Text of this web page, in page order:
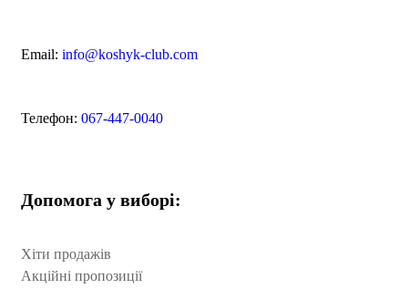
Email: info@koshyk-club.com
Телефон: 067-447-0040
Допомога у виборі:
Хіти продажів
Акційні пропозиції